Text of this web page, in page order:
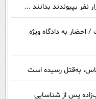
احضار به دادگاه ویژه
به‌قتل رسیده است
پس از شناسایی